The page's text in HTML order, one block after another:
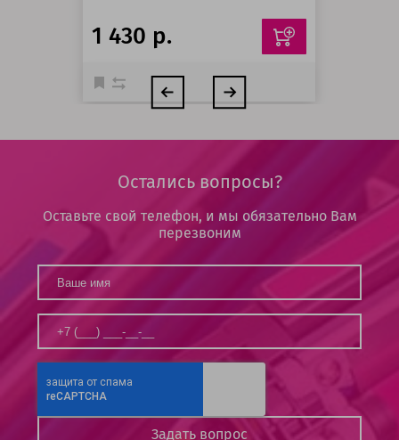
1 430 р.
Остались вопросы?
Оставьте свой телефон, и мы обязательно Вам
перезвоним